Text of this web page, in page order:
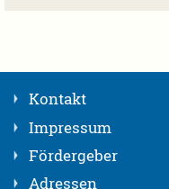
Kontakt
Impressum
Fördergeber
Adressen